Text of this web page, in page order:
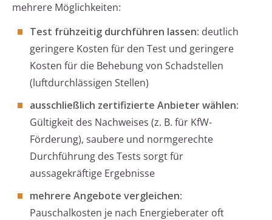
mehrere Möglichkeiten:
Test frühzeitig durchführen lassen: deutlich
geringere Kosten für den Test und geringere
Kosten für die Behebung von Schadstellen
(luftdurchlässigen Stellen)
ausschließlich zertifizierte Anbieter wählen:
Gültigkeit des Nachweises (z. B. für KfW-
Förderung), saubere und normgerechte
Durchführung des Tests sorgt für
aussagekräftige Ergebnisse
mehrere Angebote vergleichen:
Pauschalkosten je nach Energieberater oft